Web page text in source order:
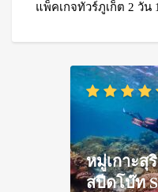
แพ็คเกจทัวร์ภูเก็ต 2 วัน
หมู่เกาะสุ
สปีดโบ๊ท